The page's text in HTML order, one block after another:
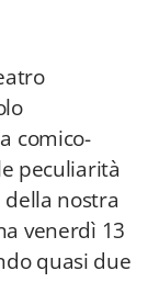
comico-
peculiarità
nostra
venerdì 13
quasi due